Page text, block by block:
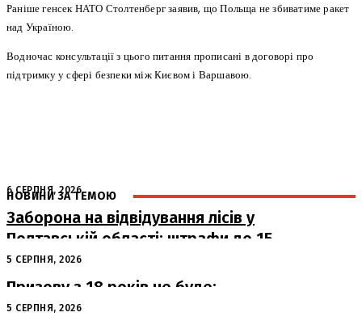
Раніше генсек НАТО Столтенберг заявив, що Польща не збиватиме ракет
над Україною.
Водночас консультації з цього питання прописані в договорі про
підтримку у сфері безпеки між Києвом і Варшавою.
НОВИНИ ЗА ТЕМОЮ
6 СЕРПНЯ, 2026
Заборона на відвідування лісів у
Полтавській області: штрафи до 15
тисяч гривень
5 СЕРПНЯ, 2026
Призову з 18 років не буде:
офіційна позиція Офісу Президента
5 СЕРПНЯ, 2026